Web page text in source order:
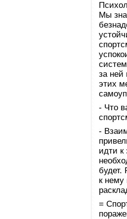
Мы
за ней
этих
- Что
-
идти к
будет.
к нему
=